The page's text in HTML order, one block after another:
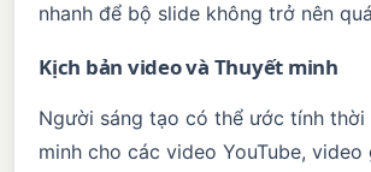
nhanh để bộ slide không trở nên
Kịch bản video và Thuyết minh
Người sáng tạo có thể ước tính thời
minh cho các video YouTube, video